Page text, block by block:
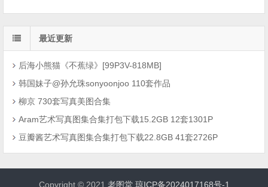
最近更新
后海小熊猫《不蕉绿》[99P3V-818MB]
韩国妹子@孙允珠sonyoonjoo 110套作品
柳京 730套写真美图合集
Aram艺术写真图集合集打包下载15.2GB 12套1301P
豆瓣酱艺术写真图集合集打包下载22.8GB 41套2726P
Copyright © 2021 老图堂 琼ICP备2024017168号-1